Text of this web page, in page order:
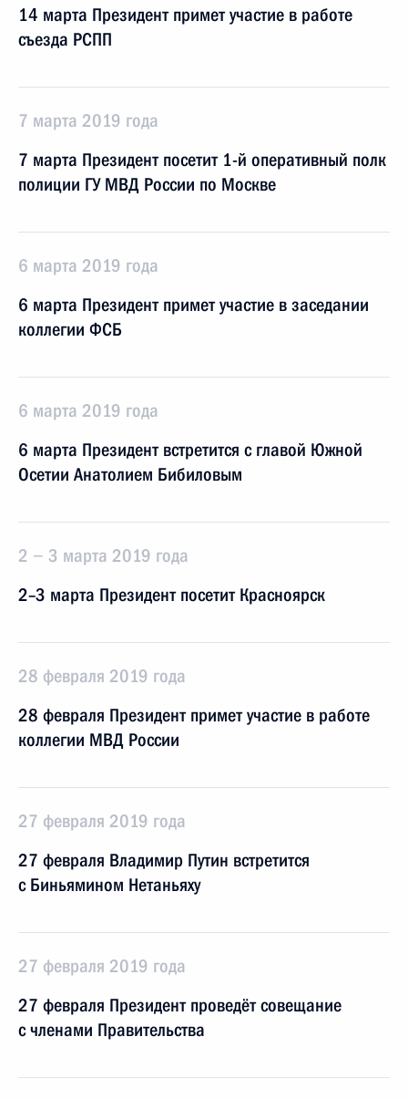
14 марта Президент примет участие в работе
съезда РСПП
7 марта 2019 года
7 марта Президент посетит 1-й оперативный полк
полиции ГУ МВД России по Москве
6 марта 2019 года
6 марта Президент примет участие в заседании
коллегии ФСБ
6 марта 2019 года
6 марта Президент встретится с главой Южной
Осетии Анатолием Бибиловым
2 − 3 марта 2019 года
2–3 марта Президент посетит Красноярск
28 февраля 2019 года
28 февраля Президент примет участие в работе
коллегии МВД России
27 февраля 2019 года
27 февраля Владимир Путин встретится
с Биньямином Нетаньяху
27 февраля 2019 года
27 февраля Президент проведёт совещание
с членами Правительства